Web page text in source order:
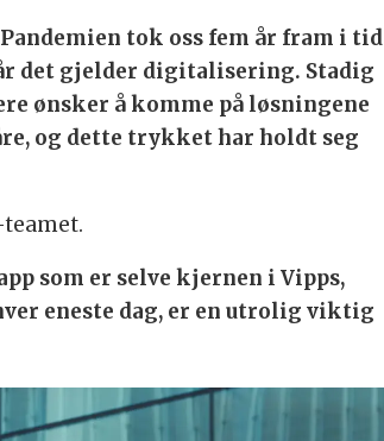
tok oss fem år fram i tid
det gjelder digitalisering. Stadig
ønsker å komme på løsningene
og dette trykket har holdt seg
som er selve kjernen i Vipps,
eneste dag, er en utrolig viktig